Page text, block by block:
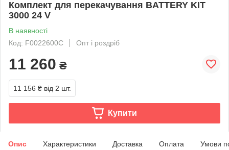
Комплект для перекачування BATTERY KIT
3000 24 V
В наявності
Код: F0022600C
Опт і роздріб
11 260 ₴
11 156 ₴ від 2 шт.
Купити
Опис Характеристики Доставка Оплата Умови